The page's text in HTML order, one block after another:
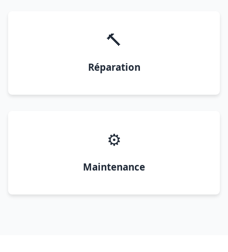
🔨
Réparation
⚙️
Maintenance